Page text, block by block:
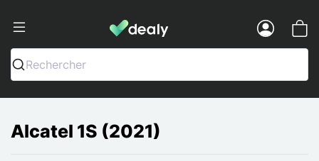
Dealy - Kotelot ja tarvikkeet
Rechercher
Alcatel 1S (2021)